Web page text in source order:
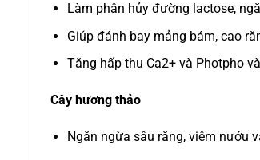
Làm phân hủy đường lactose,
Giúp đánh bay mảng bám, cao
Tăng hấp thu Ca2+ và Photpho
Cây hương thảo
Ngăn ngừa sâu răng, viêm nướu